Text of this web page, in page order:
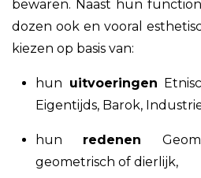
bewaren. Naast hun
dozen ook en vooral
kiezen op basis van:
hun uitvoeringen
Eigentijds, Barok,
hun redenen
geometrisch of dierlijk,